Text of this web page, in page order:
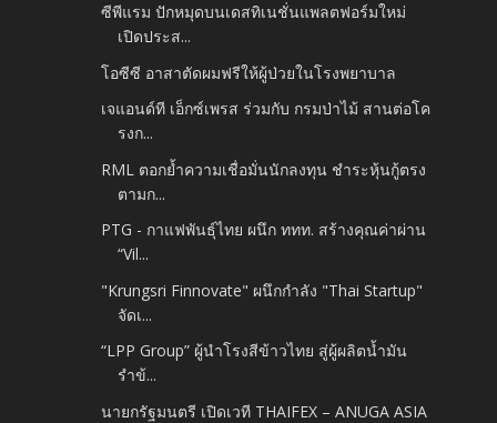
ซีพีแรม ปักหมุดบนเดสทิเนชั่นแพลตฟอร์มใหม่
เปิดประส...
โอซีซี อาสาตัดผมฟรีให้ผู้ป่วยในโรงพยาบาล
เจแอนด์ที เอ็กซ์เพรส ร่วมกับ กรมป่าไม้ สานต่อโค
รงก...
RML ตอกย้ำความเชื่อมั่นนักลงทุน ชำระหุ้นกู้ตรง
ตามก...
PTG - กาแฟพันธุ์ไทย ผนึก ททท. สร้างคุณค่าผ่าน
“Vil...
"Krungsri Finnovate" ผนึกกำลัง "Thai Startup"
จัดเ...
“LPP Group” ผู้นำโรงสีข้าวไทย สู่ผู้ผลิตน้ำมัน
รำข้...
นายกรัฐมนตรี เปิดเวที THAIFEX – ANUGA ASIA